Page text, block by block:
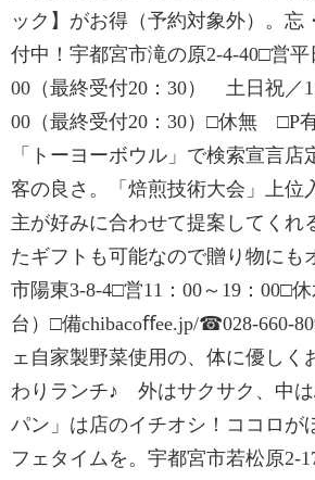
ック】がお得（予約対象外）。忘
付中！宇都宮市滝の原2-4-40□営平
00（最終受付20：30） 土日祝／
00（最終受付20：30）□休無 □P
「トーヨーボウル」で検索宣言店
客の良さ。「焙煎技術大会」上位
主が好みに合わせて提案してくれ
たギフトも可能なので贈り物にも
市陽東3-8-4□営11：00～19：00□
台）□備chibacoﬀee.jp/☎028-660-
ェ自家製野菜使用の、体に優しく
わりランチ♪ 外はサクサク、中
パン」は店のイチオシ！ココロが
フェタイムを。宇都宮市若松原2-